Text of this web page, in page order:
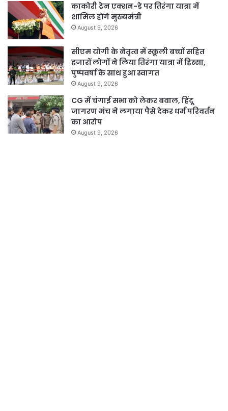
काकोरी ट्रेन एक्शन-डे पर तिरंगा यात्रा में
शामिल होंगे मुख्यमंत्री
August 9, 2026
सीएम योगी के नेतृत्व में स्कूली बच्चों सहित
हजारों लोगों ने लिया तिरंगा यात्रा में हिस्सा,
पुष्पवर्षा के साथ हुआ स्वागत
August 9, 2026
CG में चंगाई सभा को लेकर बवाल, हिंदू
जागरण मंच ने लगाया पैसे देकर धर्म परिवर्तन
का आरोप
August 9, 2026